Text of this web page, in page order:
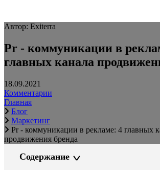
Автор: Exiterra
Pr - коммуникации в
главных канала
18.09.2021
Комментарии
Главная
Блог
Маркетинг
Pr - коммуникации в рекламе: 4 главных
продвижения бренда
Содержание